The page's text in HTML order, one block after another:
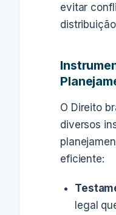
evitar
O Direito
diversos
eficiente:
legal